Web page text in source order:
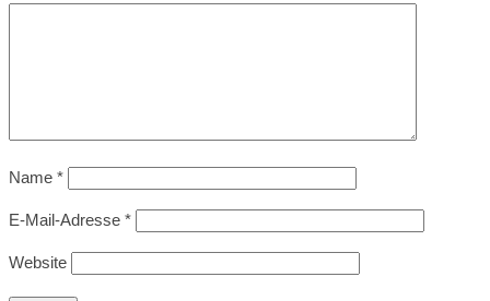
Name *
E-Mail-Adresse *
Website